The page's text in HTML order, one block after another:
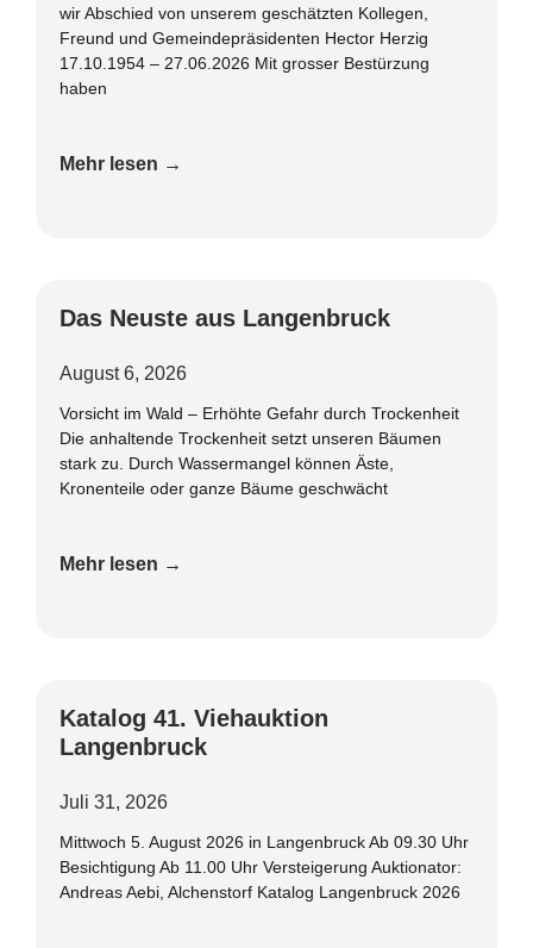
wir Abschied von unserem geschätzten Kollegen,
Freund und Gemeindepräsidenten Hector Herzig
17.10.1954 – 27.06.2026 Mit grosser Bestürzung
haben
Mehr lesen →
Das Neuste aus Langenbruck
August 6, 2026
Vorsicht im Wald – Erhöhte Gefahr durch Trockenheit
Die anhaltende Trockenheit setzt unseren Bäumen
stark zu. Durch Wassermangel können Äste,
Kronenteile oder ganze Bäume geschwächt
Mehr lesen →
Katalog 41. Viehauktion
Langenbruck
Juli 31, 2026
Mittwoch 5. August 2026 in Langenbruck Ab 09.30 Uhr
Besichtigung Ab 11.00 Uhr Versteigerung Auktionator:
Andreas Aebi, Alchenstorf Katalog Langenbruck 2026